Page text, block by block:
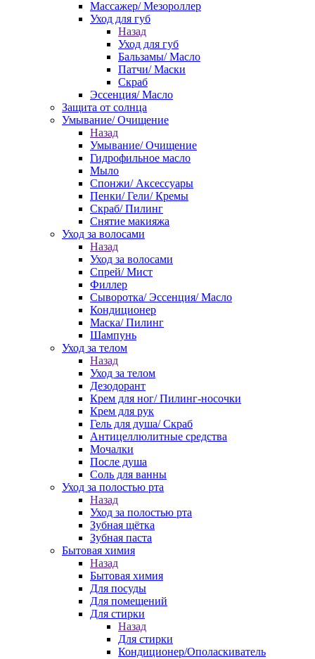
Массажер/ Мезороллер
Уход для губ
Назад
Уход для губ
Бальзамы/ Масло
Патчи/ Маски
Скраб
Эссенция/ Масло
Защита от солнца
Умывание/ Очищение
Назад
Умывание/ Очищение
Гидрофильное масло
Мыло
Спонжи/ Аксессуары
Пенки/ Гели/ Кремы
Скраб/ Пилинг
Снятие макияжа
Уход за волосами
Назад
Уход за волосами
Спрей/ Мист
Филлер
Сыворотка/ Эссенция/ Масло
Кондиционер
Маска/ Пилинг
Шампунь
Уход за телом
Назад
Уход за телом
Дезодорант
Крем для ног/ Пилинг-носочки
Крем для рук
Гель для душа/ Скраб
Антицеллюлитные средства
Мочалки
После душа
Соль для ванны
Уход за полостью рта
Назад
Уход за полостью рта
Зубная щётка
Зубная паста
Бытовая химия
Назад
Бытовая химия
Для посуды
Для помещений
Для стирки
Назад
Для стирки
Кондиционер/Ополаскиватель